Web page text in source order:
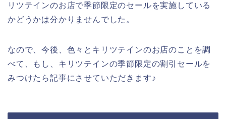
リツテインのお店で季節限定のセールを実施している
かどうかは分かりませんでした。
なので、今後、色々とキリツテインのお店のことを調
べて、もし、キリツテインの季節限定の割引セールを
みつけたら記事にさせていただきます♪